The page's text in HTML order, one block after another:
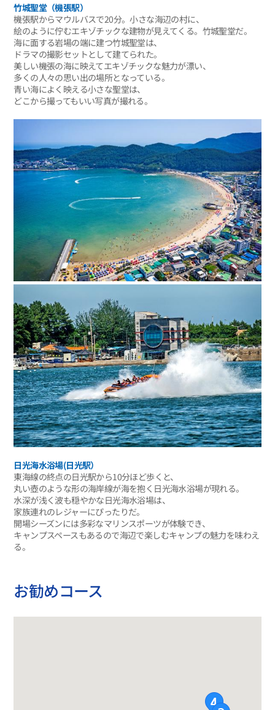
竹城聖堂（機張駅）
機張駅からマウルバスで20分。小さな海辺の村に、
絵のように佇むエキゾチックな建物が見えてくる。竹城聖堂だ。
海に面する岩場の端に建つ竹城聖堂は、
ドラマの撮影セットとして建てられた。
美しい機張の海に映えてエキゾチックな魅力が漂い、
多くの人々の思い出の場所となっている。
青い海によく映える小さな聖堂は、
どこから撮ってもいい写真が撮れる。
日光海水浴場(日光駅）
東海線の終点の日光駅から10分ほど歩くと、
丸い壺のような形の海岸線が海を抱く日光海水浴場が現れる。
水深が浅く波も穏やかな日光海水浴場は、
家族連れのレジャーにぴったりだ。
開場シーズンには多彩なマリンスポーツが体験でき、
キャンプスペースもあるので海辺で楽しむキャンプの魅力を味わえ
る。
お勧めコース